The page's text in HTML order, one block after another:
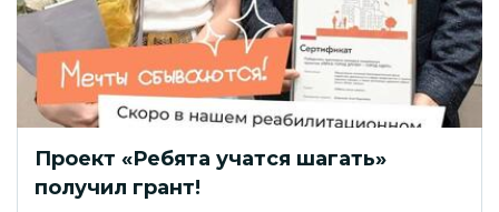
Проект «Ребята учатся шагать»
получил грант!